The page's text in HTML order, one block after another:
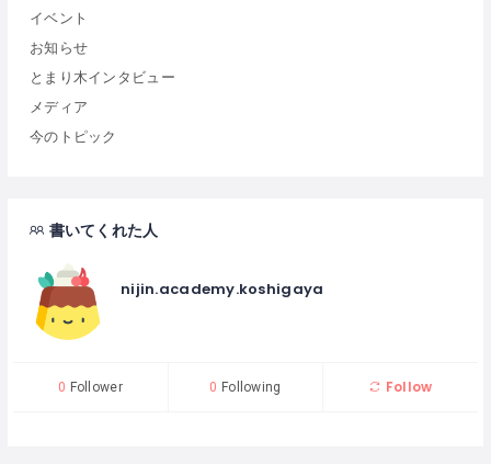
イベント
お知らせ
とまり木インタビュー
メディア
今のトピック
書いてくれた人
nijin.academy.koshigaya
0 Follower 0 Following Follow